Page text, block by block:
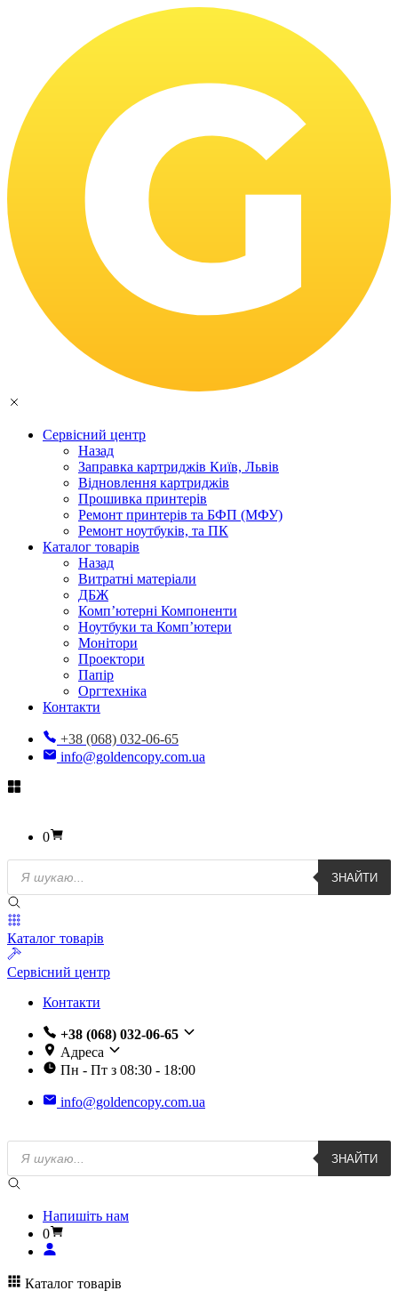
Сервісний центр
Назад
Заправка картриджів Київ, Львів
Відновлення картриджів
Прошивка принтерів
Ремонт принтерів та БФП (МФУ)
Ремонт ноутбуків, та ПК
Каталог товарів
Назад
Витратні матеріали
ДБЖ
Комп’ютерні Компоненти
Ноутбуки та Комп’ютери
Монітори
Проектори
Папір
Оргтехніка
Контакти
+38 (068) 032-06-65
info@goldencopy.com.ua
0
Пошук
товарів
ЗНАЙТИ
Каталог товарів
Сервісний центр
Контакти
+38 (068) 032-06-65
Адреса
Пн - Пт з 08:30 - 18:00
info@goldencopy.com.ua
Пошук
товарів
ЗНАЙТИ
Напишіть нам
0
Каталог товарів